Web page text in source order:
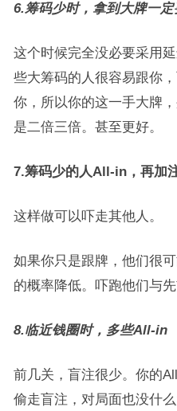
6.筹码少时，拿到大牌一
这个时候完全没必要采用
些大筹码的人很容易跟你
你，所以你的这一手大牌
是二倍三倍。甚至更好。
7.筹码少的人All-in，再加
这样做可以吓走其他人。
如果你只是跟牌，他们很
的概率降低。吓跑他们与
8.临近钱圈时，多些All-in
前几关，盲注很少。你的
偷走盲注，对局面也没什